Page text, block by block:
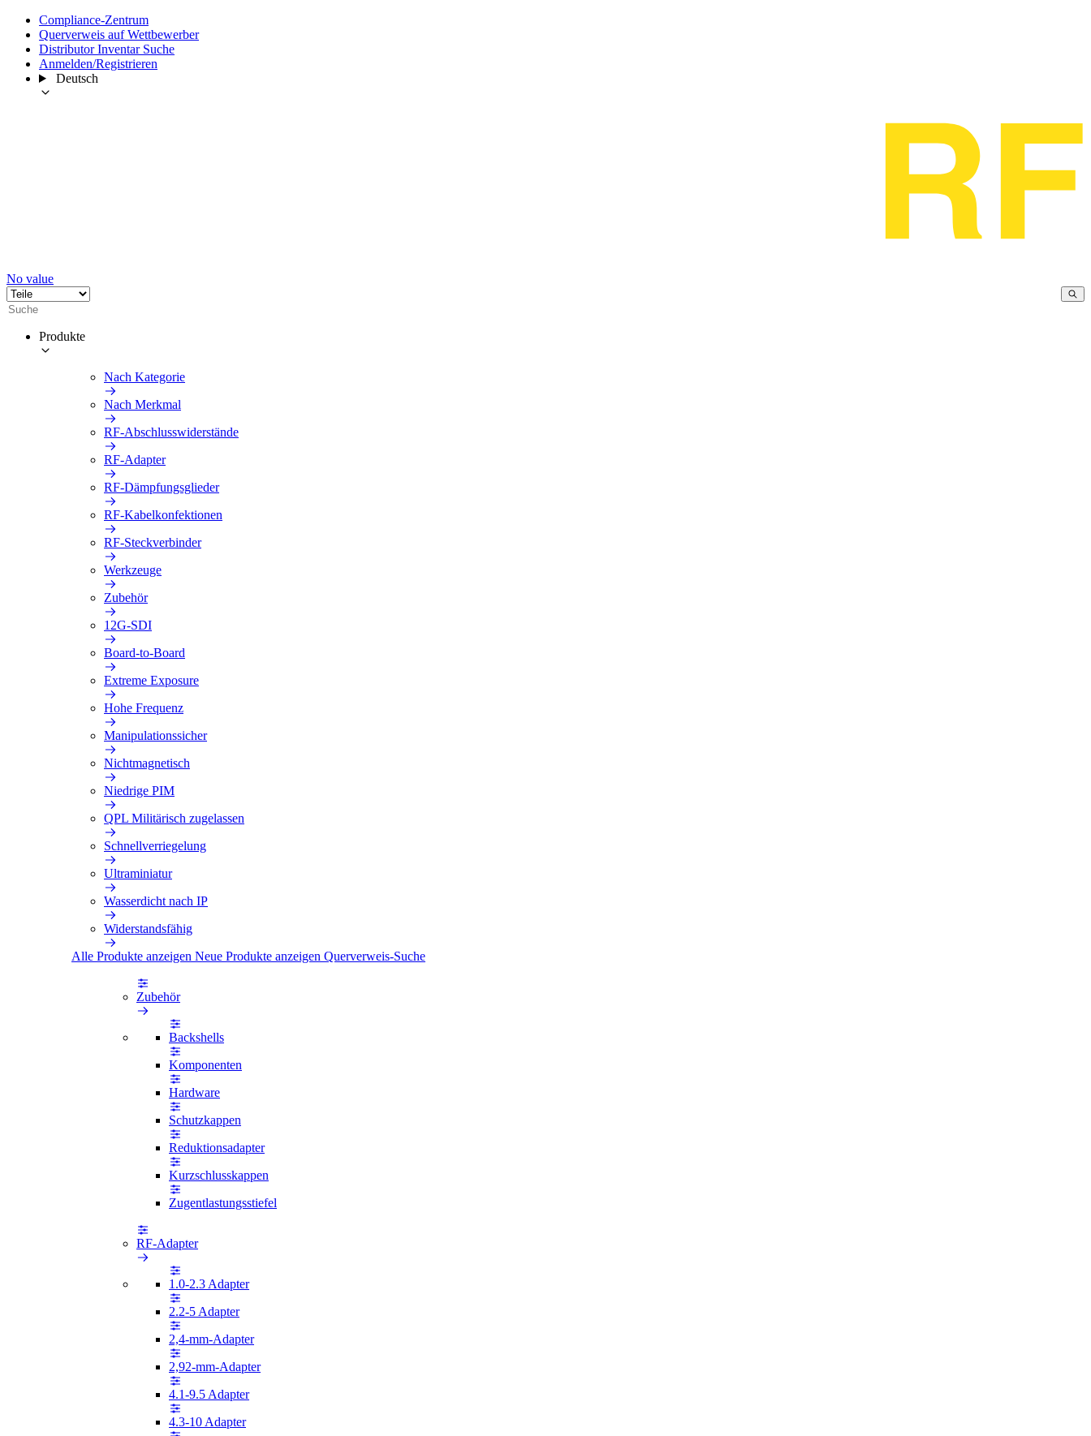
Compliance-Zentrum
Querverweis auf Wettbewerber
Distributor Inventar Suche
Anmelden/Registrieren
Deutsch
No value
Produkte
Nach Kategorie
Nach Merkmal
RF-Abschlusswiderstände
RF-Adapter
RF-Dämpfungsglieder
RF-Kabelkonfektionen
RF-Steckverbinder
Werkzeuge
Zubehör
12G-SDI
Board-to-Board
Extreme Exposure
Hohe Frequenz
Manipulationssicher
Nichtmagnetisch
Niedrige PIM
QPL Militärisch zugelassen
Schnellverriegelung
Ultraminiatur
Wasserdicht nach IP
Widerstandsfähig
Alle Produkte anzeigen Neue Produkte anzeigen Querverweis-Suche
Zubehör
Backshells
Komponenten
Hardware
Schutzkappen
Reduktionsadapter
Kurzschlusskappen
Zugentlastungsstiefel
RF-Adapter
1.0-2.3 Adapter
2.2-5 Adapter
2,4-mm-Adapter
2,92-mm-Adapter
4.1-9.5 Adapter
4.3-10 Adapter